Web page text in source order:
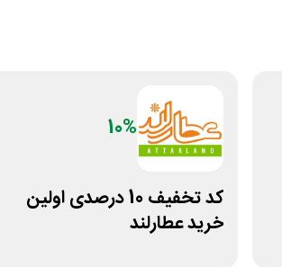
10%
کد تخفیف 10 درصدی اولین
خرید عطارلند